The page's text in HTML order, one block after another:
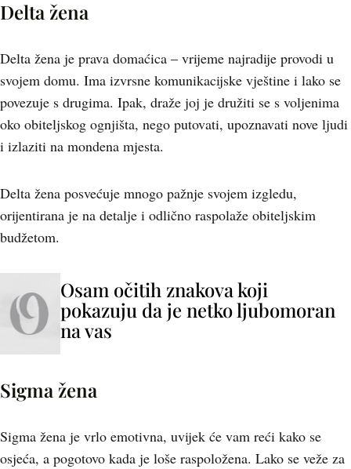
Delta žena
Delta žena je prava domaćica – vrijeme najradije provodi u
svojem domu. Ima izvrsne komunikacijske vještine i lako se
povezuje s drugima. Ipak, draže joj je družiti se s voljenima
oko obiteljskog ognjišta, nego putovati, upoznavati nove ljudi
i izlaziti na mondena mjesta.
Delta žena posvećuje mnogo pažnje svojem izgledu,
orijentirana je na detalje i odlično raspolaže obiteljskim
budžetom.
Osam očitih znakova koji
pokazuju da je netko ljubomoran
na vas
Sigma žena
Sigma žena je vrlo emotivna, uvijek će vam reći kako se
osjeća, a pogotovo kada je loše raspoložena. Lako se veže za